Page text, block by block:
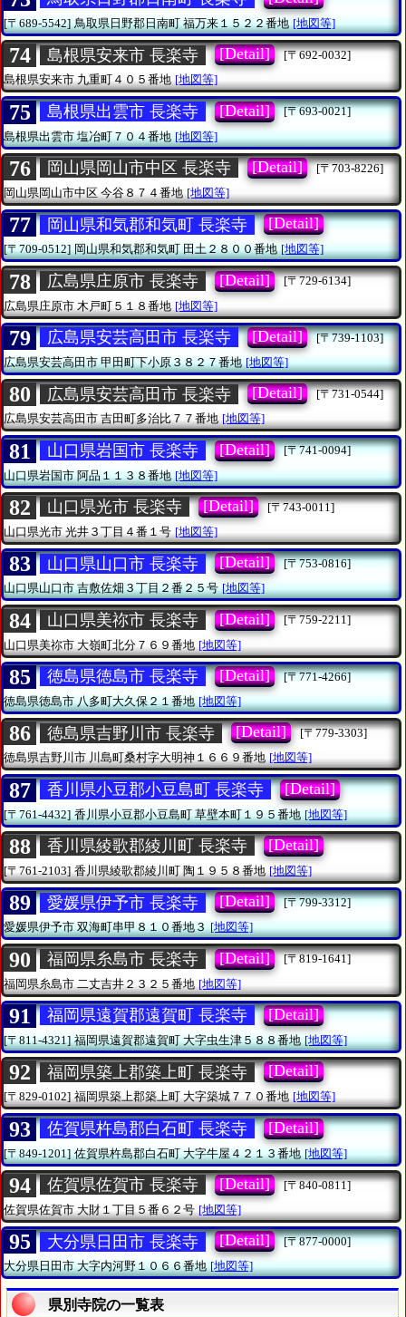
[〒689-5542] 鳥取県日野郡日南町福万来１５２２番地 [地図等]
74 島根県安来市 長楽寺 [Detail]
[〒692-0032]
島根県安来市九重町４０５番地 [地図等]
75 島根県出雲市 長楽寺 [Detail]
[〒693-0021]
島根県出雲市塩冶町７０４番地 [地図等]
76 岡山県岡山市中区 長楽寺 [Detail]
[〒703-8226]
岡山県岡山市中区 今谷８７４番地 [地図等]
77 岡山県和気郡和気町 長楽寺 [Detail]
[〒709-0512] 岡山県和気郡和気町田土２８００番地 [地図等]
78 広島県庄原市 長楽寺 [Detail]
[〒729-6134]
広島県庄原市 木戸町５１８番地 [地図等]
79 広島県安芸高田市 長楽寺 [Detail]
[〒739-1103]
広島県安芸高田市甲田町下小原３８２７番地 [地図等]
80 広島県安芸高田市 長楽寺 [Detail]
[〒731-0544]
広島県安芸高田市吉田町多治比７７番地 [地図等]
81 山口県岩国市 長楽寺 [Detail]
[〒741-0094]
山口県岩国市阿品１１３８番地 [地図等]
82 山口県光市 長楽寺 [Detail]
[〒743-0011]
山口県光市 光井３丁目４番１号 [地図等]
83 山口県山口市 長楽寺 [Detail]
[〒753-0816]
山口県山口市吉敷佐畑３丁目２番２５号 [地図等]
84 山口県美祢市 長楽寺 [Detail]
[〒759-2211]
山口県美祢市 大嶺町北分７６９番地 [地図等]
85 徳島県徳島市 長楽寺 [Detail]
[〒771-4266]
徳島県徳島市八多町大久保２１番地 [地図等]
86 徳島県吉野川市 長楽寺 [Detail]
[〒779-3303]
徳島県吉野川市川島町桑村字大明神１６６９番地 [地図等]
87 香川県小豆郡小豆島町 長楽寺 [Detail]
[〒761-4432] 香川県小豆郡小豆島町草壁本町１９５番地 [地図等]
88 香川県綾歌郡綾川町 長楽寺 [Detail]
[〒761-2103] 香川県綾歌郡綾川町 陶１９５８番地 [地図等]
89 愛媛県伊予市 長楽寺 [Detail]
[〒799-3312]
愛媛県伊予市双海町串甲８１０番地３ [地図等]
90 福岡県糸島市 長楽寺 [Detail]
[〒819-1641]
福岡県糸島市 二丈吉井２３２５番地 [地図等]
91 福岡県遠賀郡遠賀町 長楽寺 [Detail]
[〒811-4321] 福岡県遠賀郡遠賀町大字虫生津５８８番地 [地図等]
92 福岡県築上郡築上町 長楽寺 [Detail]
[〒829-0102] 福岡県築上郡築上町大字築城７７０番地 [地図等]
93 佐賀県杵島郡白石町 長楽寺 [Detail]
[〒849-1201] 佐賀県杵島郡白石町大字牛屋４２１３番地 [地図等]
94 佐賀県佐賀市 長楽寺 [Detail]
[〒840-0811]
佐賀県佐賀市 大財１丁目５番６２号 [地図等]
95 大分県日田市 長楽寺 [Detail]
[〒877-0000]
大分県日田市大字内河野１０６６番地 [地図等]
県別寺院の一覧表